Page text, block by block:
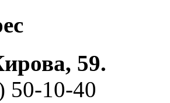
59.
50-10-40